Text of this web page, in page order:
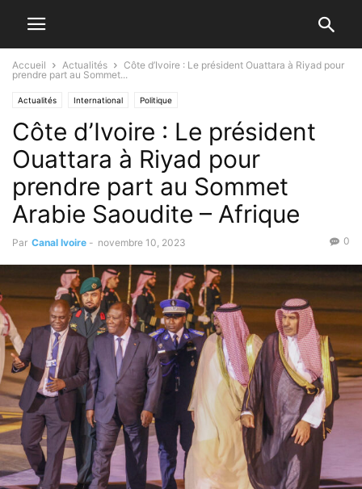
Accueil Actualités
Côte d’Ivoire : Le président Ouattara à Riyad pour
prendre part au Sommet...
Actualités International Politique
Côte d’Ivoire : Le président
Ouattara à Riyad pour
prendre part au Sommet
Arabie Saoudite – Afrique
Par Canal Ivoire - novembre 10, 2023 0